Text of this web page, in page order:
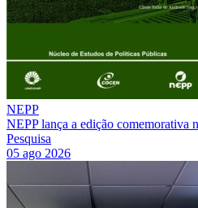
NEPP
NEPP lança a edição comemorativa
Pesquisa
05 ago 2026